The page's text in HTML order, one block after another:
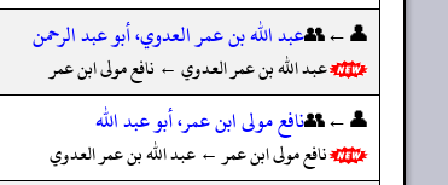
👤←👥عبد الله بن عمر العدوي، أبو عبد الرحمن
عبد الله بن عمر العدوي ← نافع مولى ابن عمر
👤←👥نافع مولى ابن عمر، أبو عبد الله
نافع مولى ابن عمر ← عبد الله بن عمر العدوي